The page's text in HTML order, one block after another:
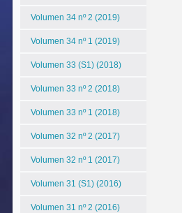
Volumen 34 nº 2 (2019)
Volumen 34 nº 1 (2019)
Volumen 33 (S1) (2018)
Volumen 33 nº 2 (2018)
Volumen 33 nº 1 (2018)
Volumen 32 nº 2 (2017)
Volumen 32 nº 1 (2017)
Volumen 31 (S1) (2016)
Volumen 31 nº 2 (2016)